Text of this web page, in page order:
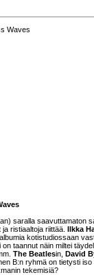
saralla saavuttamaton
ristiaaltoja riittää. Ilkka
kotistudiossaan
taannut näin miltei
The Beatlesin, David
B:n ryhmä on tietysti
tekemisiä?